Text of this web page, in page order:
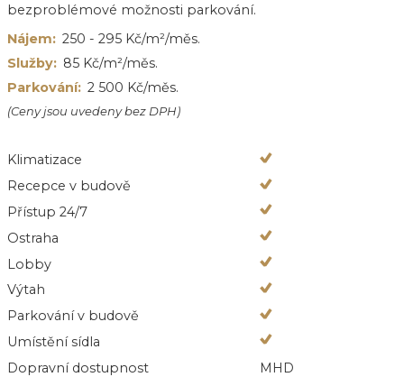
bezproblémové možnosti parkování.
Nájem: 250 - 295 Kč/m²/měs.
Služby: 85 Kč/m²/měs.
Parkování: 2 500 Kč/měs.
(Ceny jsou uvedeny bez DPH)
Klimatizace
Recepce v budově
Přístup 24/7
Ostraha
Lobby
Výtah
Parkování v budově
Umístění sídla
Dopravní dostupnost
MHD